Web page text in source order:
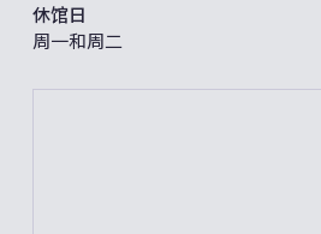
休馆日
周一和周二